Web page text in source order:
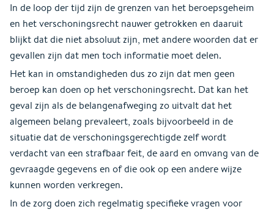
In de loop der tijd zijn de grenzen van het beroepsgeheim
en het verschoningsrecht nauwer getrokken en daaruit
blijkt dat die niet absoluut zijn, met andere woorden dat er
gevallen zijn dat men toch informatie moet delen.
Het kan in omstandigheden dus zo zijn dat men geen
beroep kan doen op het verschoningsrecht. Dat kan het
geval zijn als de belangenafweging zo uitvalt dat het
algemeen belang prevaleert, zoals bijvoorbeeld in de
situatie dat de verschoningsgerechtigde zelf wordt
verdacht van een strafbaar feit, de aard en omvang van de
gevraagde gegevens en of die ook op een andere wijze
kunnen worden verkregen.
In de zorg doen zich regelmatig specifieke vragen voor